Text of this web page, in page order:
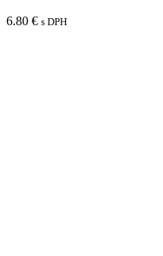
6.80 € s DPH